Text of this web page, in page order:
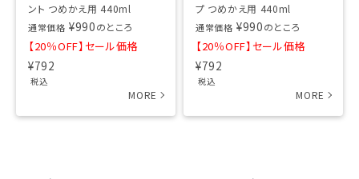
ント つめかえ用 440ml
通常価格 ¥990のところ
【20％OFF】セール価格
¥792
税込
プ つめかえ用 440ml
通常価格 ¥990のところ
【20％OFF】セール価格
¥792
税込